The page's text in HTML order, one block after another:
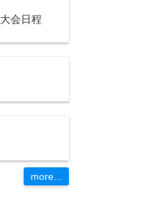
会日程
more...